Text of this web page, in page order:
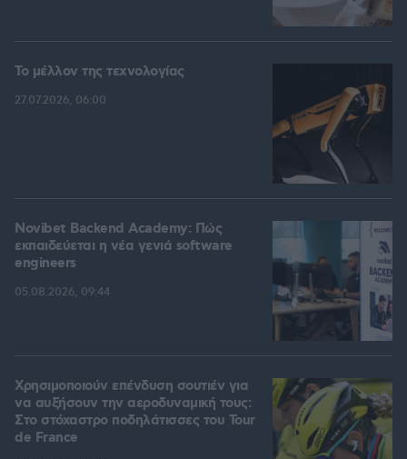
Το μέλλον της τεχνολογίας
27.07.2026, 06:00
Novibet Backend Academy: Πώς
εκπαιδεύεται η νέα γενιά software
engineers
05.08.2026, 09:44
Χρησιμοποιούν επένδυση σουτιέν για
να αυξήσουν την αεροδυναμική τους:
Στο στόχαστρο ποδηλάτισσες του Tour
de France